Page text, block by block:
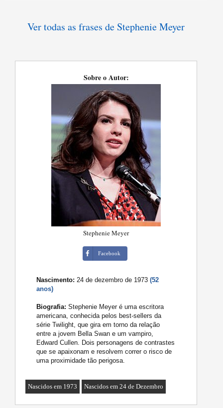
Ver todas as frases de Stephenie Meyer
Sobre o Autor:
Stephenie Meyer
Facebook
Nascimento: 24 de dezembro de 1973(52
anos)
Biografia: Stephenie Meyer é uma escritora
americana, conhecida pelos best-sellers da
série Twilight, que gira em torno da relação
entre a jovem Bella Swan e um vampiro,
Edward Cullen. Dois personagens de contrastes
que se apaixonam e resolvem correr o risco de
uma proximidade tão perigosa.
Nascidos em 1973 Nascidos em 24 de Dezembro